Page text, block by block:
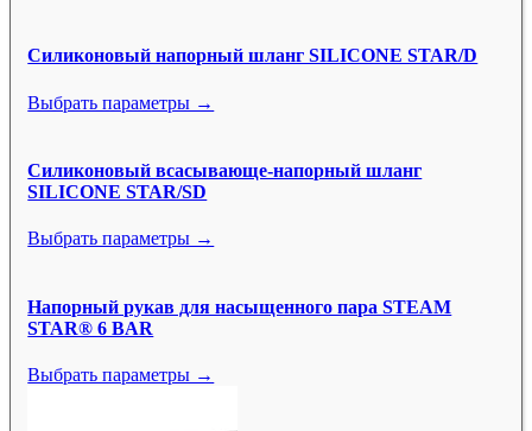
Силиконовый напорный шланг SILICONE STAR/D
Выбрать параметры →
Силиконовый всасывающе-напорный шланг
SILICONE STAR/SD
Выбрать параметры →
Напорный рукав для насыщенного пара STEAM
STAR® 6 BAR
Выбрать параметры →